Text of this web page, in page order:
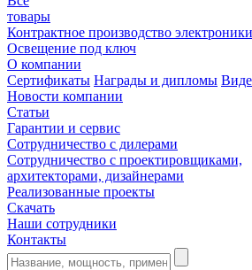
товары
Контрактное производство электроники
Освещение под ключ
О компании
Сертификаты Награды и дипломы
Новости компании
Статьи
Гарантии и сервис
Сотрудничество с дилерами
Сотрудничество с проектировщиками,
архитекторами, дизайнерами
Реализованные проекты
Скачать
Наши сотрудники
Контакты